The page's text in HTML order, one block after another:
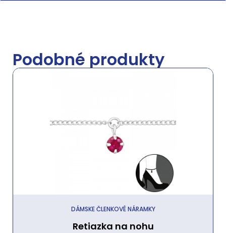
Podobné produkty
DÁMSKE ČLENKOVÉ NÁRAMKY
Retiazka na nohu